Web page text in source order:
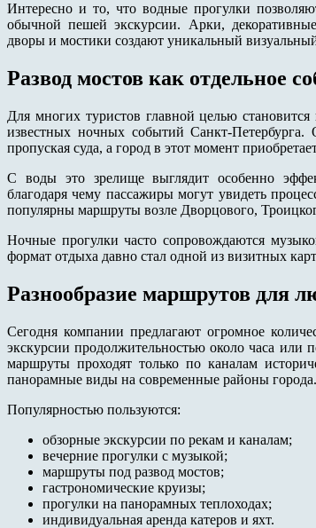
Интересно и то, что водные прогулки
обычной пешей экскурсии. Арки,
дворы и мостики создают уникальный
Развод мостов как отдельное
Для многих туристов главной целью
известных ночных событий Санкт-
пропуская суда, а город в этот момент
С воды это зрелище выглядит особенно
благодаря чему пассажиры могут увидеть
популярны маршруты возле Дворцового,
Ночные прогулки часто сопровождаются
формат отдыха давно стал одной из визитных
Разнообразие маршрутов для
Сегодня компании предлагают огромное
экскурсии продолжительностью около часа
маршруты проходят только по каналам
панорамные виды на современные районы города.
Популярностью пользуются:
обзорные экскурсии по рекам и каналам;
вечерние прогулки с музыкой;
маршруты под развод мостов;
гастрономические круизы;
прогулки на панорамных теплоходах;
индивидуальная аренда катеров и яхт.